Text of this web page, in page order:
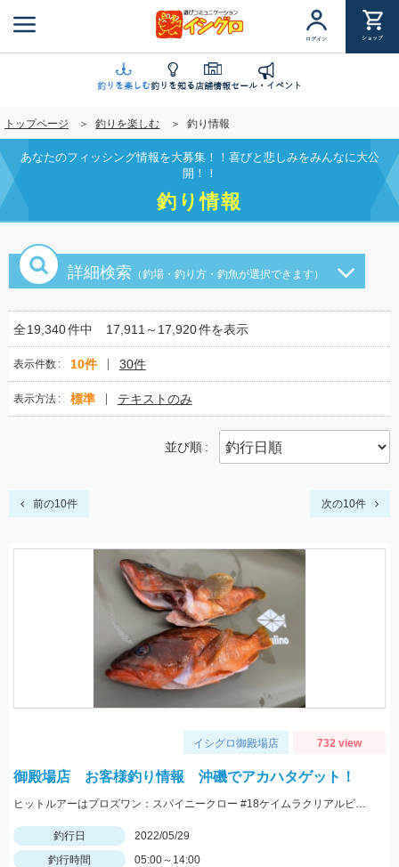
ン
に
移
動
ログイン ショップ
釣りを楽しむ釣りを知る店舗情報セール・イベント
トップページ 釣りを楽しむ 釣り情報
あなたのフィッシング情報を大募集！！喜びと悲しみをみんなに大公
開！！
釣り情報
詳細検索 （釣場・釣り方・釣魚が選択できます）
全19,340件中 17,911～17,920件を表示
表示件数 10件 30件
表示方法 標準 テキストのみ
並び順
前の10件 次の10件
イシグロ御殿場店 732 view
御殿場店 お客様釣り情報 沖磯でアカハタゲット！
ヒットルアーはプロズワン：スパイニークロー #18ケイムラクリアルビー 良型アカハタ おめでとうございます！
釣行日
2022/05/29
釣行時間
05:00～14:00